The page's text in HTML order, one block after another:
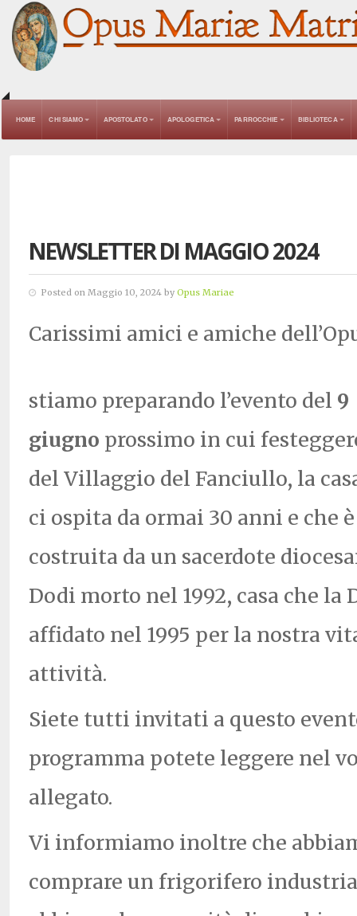
HOME CHI SIAMO APOSTOLATO APOLOGETICA PARROCCHIE BIBLIOTECA
NEWSLETTER DI MAGGIO 2024
Posted on Maggio 10, 2024 by Opus Mariae
Carissimi amici e amiche
stiamo preparando l’evento del 9
giugno prossimo in cui
del Villaggio del Fanciullo, la
ci ospita da ormai 30 anni e che
costruita da un sacerdote
Dodi morto nel 1992, casa che la
affidato nel 1995 per la nostra
attività.
Siete tutti invitati a questo
programma potete leggere nel
allegato.
Vi informiamo inoltre che
comprare un frigorifero